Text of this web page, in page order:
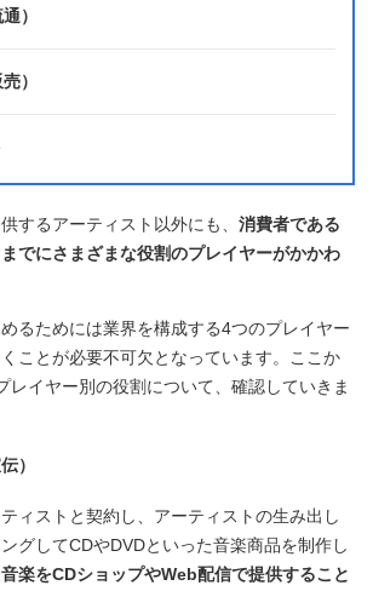
）
）
するアーティスト以外にも、 消費者である
でにさまざまな役割のプレイヤーがかかわ
るためには業界を構成する4つのプレイヤー
ことが必要不可欠となっています。ここか
レイヤー別の役割について、確認していきま
）
ィストと契約し、アーティストの生み出し
グしてCDやDVDといった音楽商品を制作し
楽をCDショップやWeb配信で提供すること